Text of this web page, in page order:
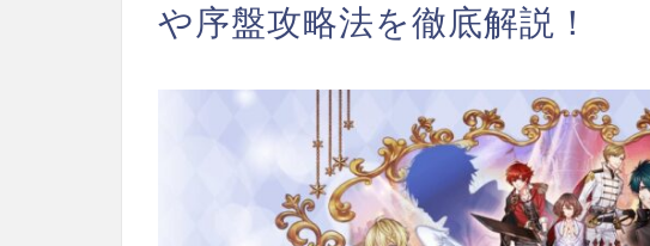
や序盤攻略法を徹底解説！